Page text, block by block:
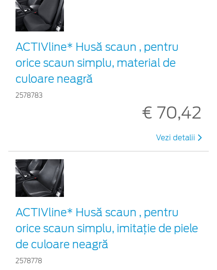
ACTIVline* Husă scaun , pentru
orice scaun simplu, material de
culoare neagră
2578783
€ 70,42
Vezi detalii
ACTIVline* Husă scaun , pentru
orice scaun simplu, imitație de piele
de culoare neagră
2578778